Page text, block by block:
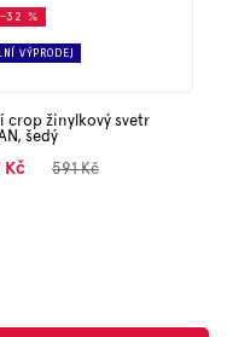
–32 %
VÝPRODEJ
crop žinylkový svetr
šedý
Kč 591 Kč